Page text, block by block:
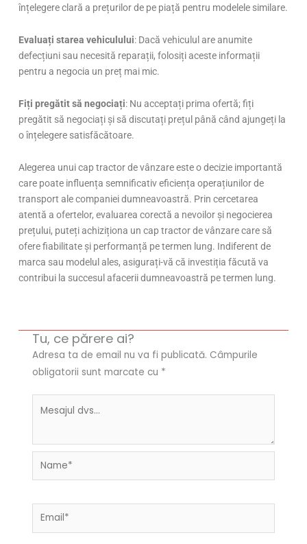
înțelegere clară a prețurilor de pe piață pentru modelele similare.
Evaluați starea vehiculului: Dacă vehiculul are anumite
defecțiuni sau necesită reparații, folosiți aceste informații
pentru a negocia un preț mai mic.
Fiți pregătit să negociați: Nu acceptați prima ofertă; fiți
pregătit să negociați și să discutați prețul până când ajungeți la
o înțelegere satisfăcătoare.
Alegerea unui cap tractor de vânzare este o decizie importantă
care poate influența semnificativ eficiența operațiunilor de
transport ale companiei dumneavoastră. Prin cercetarea
atentă a ofertelor, evaluarea corectă a nevoilor și negocierea
prețului, puteți achiziționa un cap tractor de vânzare care să
ofere fiabilitate și performanță pe termen lung. Indiferent de
marca sau modelul ales, asigurați-vă că investiția făcută va
contribui la succesul afacerii dumneavoastră pe termen lung.
Tu, ce părere ai?
Adresa ta de email nu va fi publicată. Câmpurile
obligatorii sunt marcate cu *
Name*
Email*